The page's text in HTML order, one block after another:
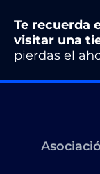
Te recuerda
visitar una
pierdas el